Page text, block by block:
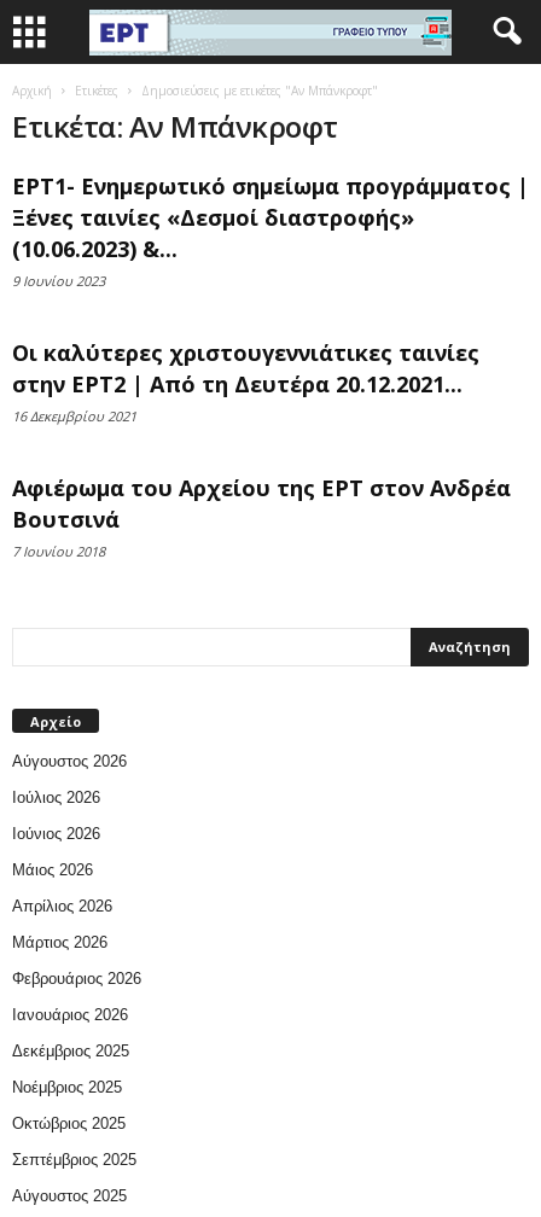
Αρχική Ετικέτες Δημοσιεύσεις με ετικέτες "Αν Μπάνκροφτ"
Ετικέτα: Αν Μπάνκροφτ
ΕΡΤ1- Ενημερωτικό σημείωμα προγράμματος |
Ξένες ταινίες «Δεσμοί διαστροφής»
(10.06.2023) &...
9 Ιουνίου 2023
Οι καλύτερες χριστουγεννιάτικες ταινίες
στην ΕΡΤ2 | Από τη Δευτέρα 20.12.2021...
16 Δεκεμβρίου 2021
Αφιέρωμα του Αρχείου της ΕΡΤ στον Ανδρέα
Βουτσινά
7 Ιουνίου 2018
Αρχείο
Αύγουστος 2026
Ιούλιος 2026
Ιούνιος 2026
Μάιος 2026
Απρίλιος 2026
Μάρτιος 2026
Φεβρουάριος 2026
Ιανουάριος 2026
Δεκέμβριος 2025
Νοέμβριος 2025
Οκτώβριος 2025
Σεπτέμβριος 2025
Αύγουστος 2025